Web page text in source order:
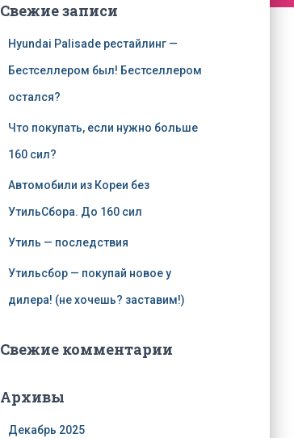
Свежие записи
Hyundai Palisade рестайлинг —
Бестселлером был! Бестселлером
остался?
Что покупать, если нужно больше
160 сил?
Автомобили из Кореи без
УтильСбора. До 160 сил
Утиль — последствия
Утильсбор — покупай новое у
дилера! (не хочешь? заставим!)
Свежие комментарии
Архивы
Декабрь 2025